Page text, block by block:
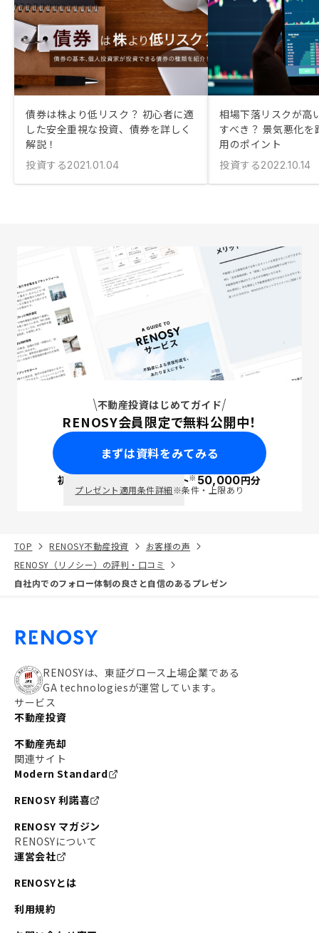
債券は株より低リスク？ 初心者に適
した安全重視な投資、債券を詳しく
解説！
投資する2021.01.04
相場下落リスクが高
すべき？ 景気悪化を
用のポイント
投資する2022.10.14
不動産投資はじめてガイド
RENOSY会員限定で無料公開中！
まずは資料をみてみる
初回面談で ポイント※50,000円分
プレゼント適用条件詳細※条件・上限あり
TOP RENOSY不動産投資
お客様の声
RENOSY（リノシー）の評判・口コミ
自社内でのフォロー体制の良さと自信のあるプレゼン
RENOSYは、東証グロース上場企業である
GA technologiesが運営しています。
サービス
不動産投資
不動産売却
関連サイト
Modern Standard
RENOSY 利諾喜
RENOSY マガジン
RENOSYについて
運営会社
RENOSYとは
利用規約